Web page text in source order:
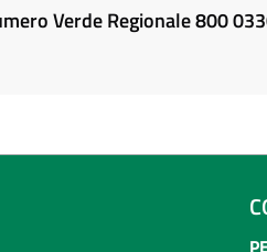
Verde Regionale 800